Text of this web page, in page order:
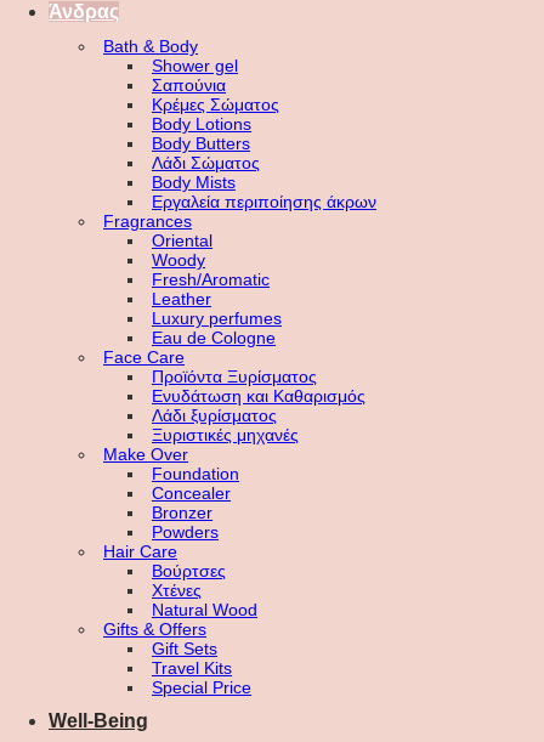
Άνδρας
Bath & Body
Shower gel
Σαπούνια
Κρέμες Σώματος
Body Lotions
Body Butters
Λάδι Σώματος
Body Mists
Εργαλεία περιποίησης άκρων
Fragrances
Oriental
Woody
Fresh/Aromatic
Leather
Luxury perfumes
Eau de Cologne
Face Care
Προϊόντα Ξυρίσματος
Ενυδάτωση και Καθαρισμός
Λάδι ξυρίσματος
Ξυριστικές μηχανές
Make Over
Foundation
Concealer
Bronzer
Powders
Hair Care
Βούρτσες
Χτένες
Natural Wood
Gifts & Offers
Gift Sets
Travel Kits
Special Price
Well-Being